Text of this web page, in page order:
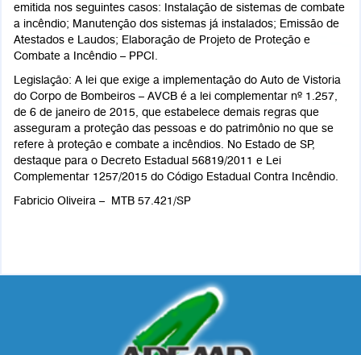
emitida nos seguintes casos: Instalação de sistemas de combate
a incêndio; Manutenção dos sistemas já instalados; Emissão de
Atestados e Laudos; Elaboração de Projeto de Proteção e
Combate a Incêndio – PPCI.
Legislação: A lei que exige a implementação do Auto de Vistoria
do Corpo de Bombeiros – AVCB é a lei complementar nº 1.257,
de 6 de janeiro de 2015, que estabelece demais regras que
asseguram a proteção das pessoas e do patrimônio no que se
refere à proteção e combate a incêndios. No Estado de SP,
destaque para o Decreto Estadual 56819/2011 e Lei
Complementar 1257/2015 do Código Estadual Contra Incêndio.
Fabricio Oliveira – MTB 57.421/SP